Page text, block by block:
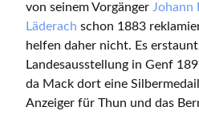
von seinem Vorgänger Johann
Läderach schon 1883
helfen daher nicht. Es
Landesausstellung in Genf
da Mack dort eine
Anzeiger für Thun und das